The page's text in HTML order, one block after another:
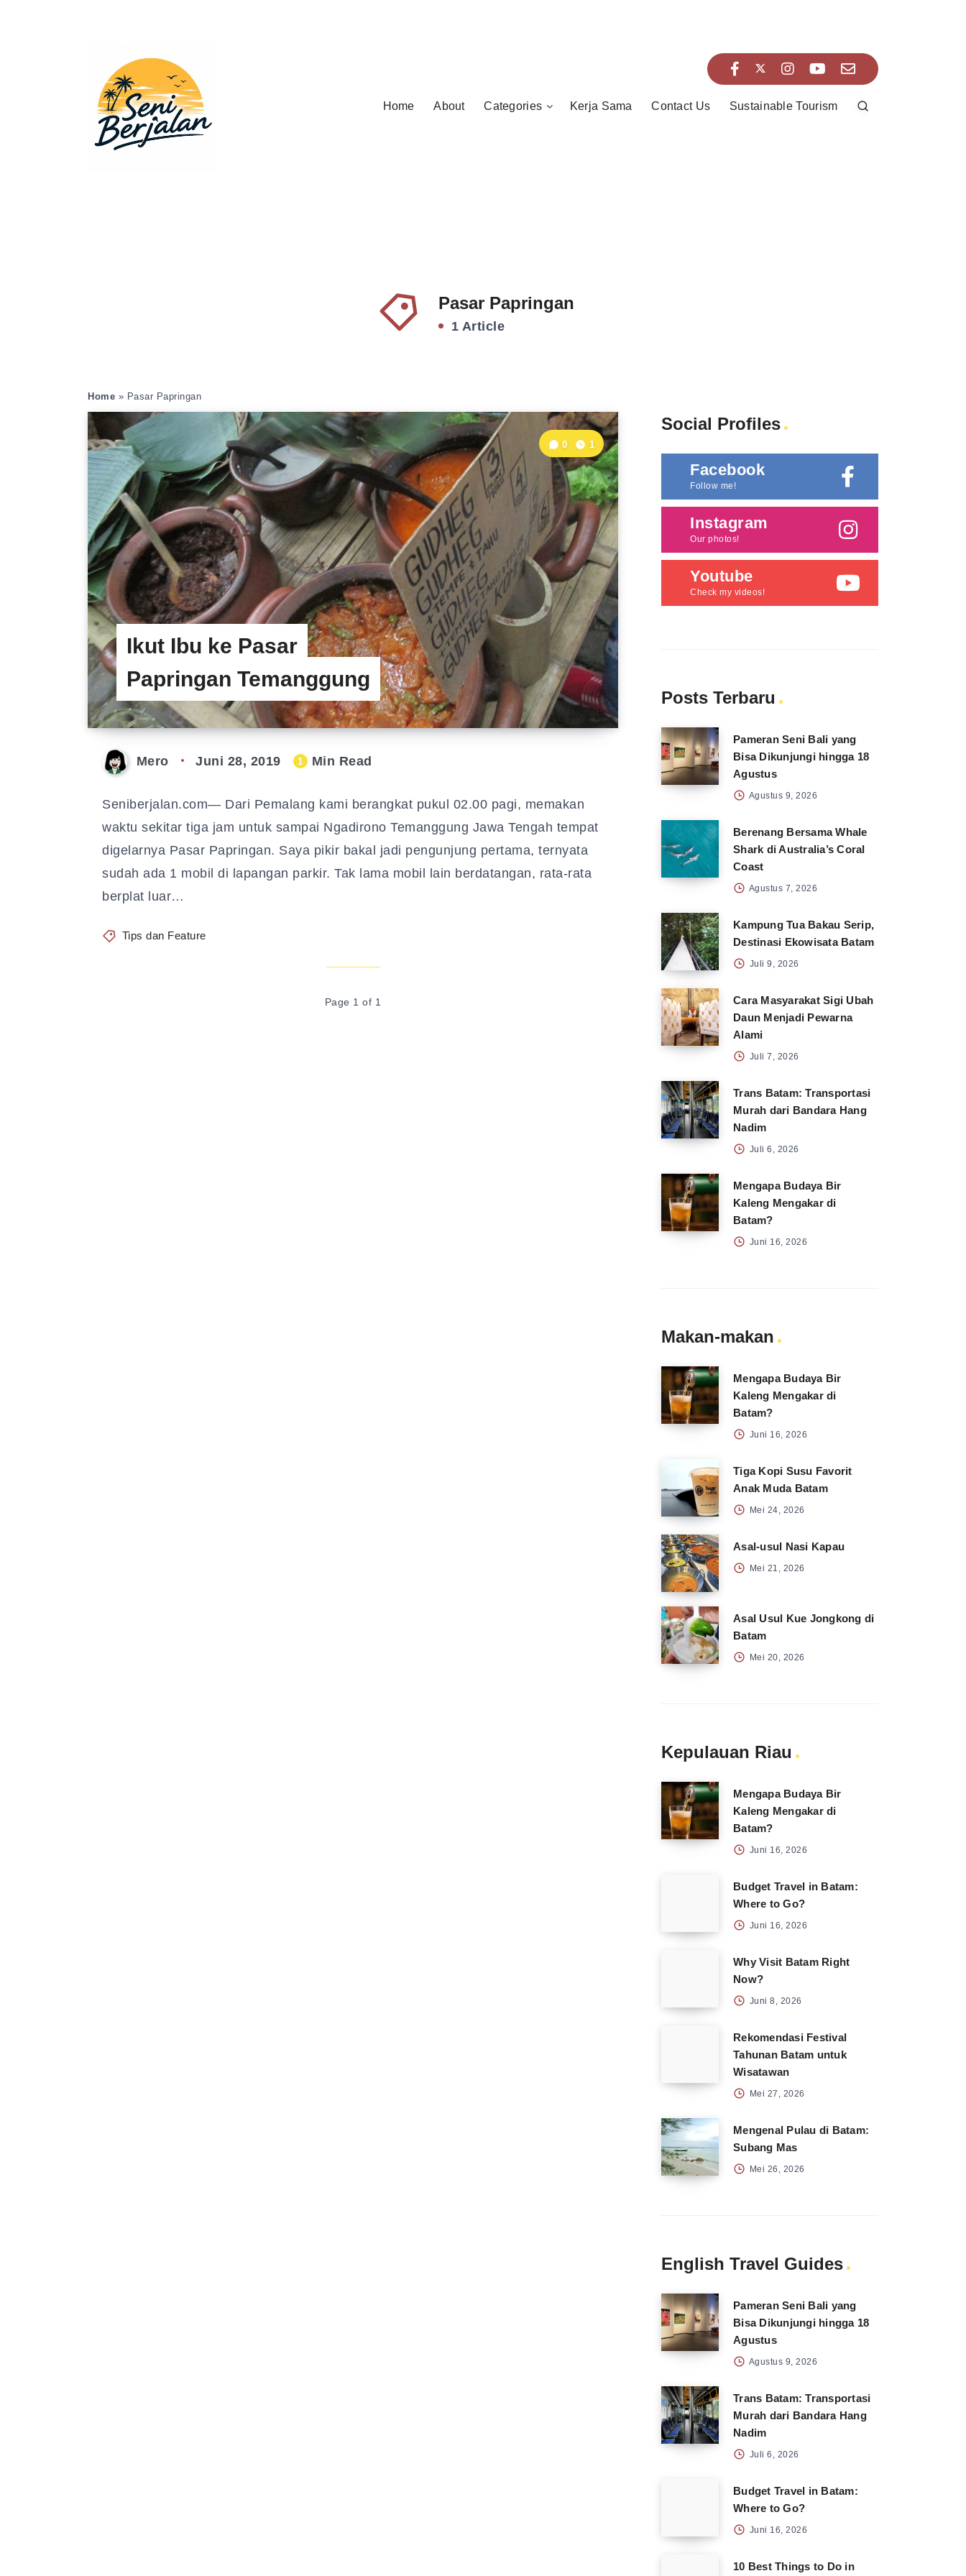
Home About Categories Kerja Sama Contact Us Sustainable Tourism
Pasar Papringan
1 Article
Home » Pasar Papringan
Ikut Ibu ke Pasar
Papringan Temanggung
0 1
Mero Juni 28, 2019 1 Min Read
Seniberjalan.com— Dari Pemalang kami berangkat pukul 02.00 pagi, memakan
waktu sekitar tiga jam untuk sampai Ngadirono Temanggung Jawa Tengah tempat
digelarnya Pasar Papringan. Saya pikir bakal jadi pengunjung pertama, ternyata
sudah ada 1 mobil di lapangan parkir. Tak lama mobil lain berdatangan, rata-rata
berplat luar…
Tips dan Feature
Page 1 of 1
Social Profiles
Facebook
Follow me!
Instagram
Our photos!
Youtube
Check my videos!
Posts Terbaru
Pameran Seni Bali yang
Bisa Dikunjungi hingga 18
Agustus
Agustus 9, 2026
Berenang Bersama Whale
Shark di Australia’s Coral
Coast
Agustus 7, 2026
Kampung Tua Bakau Serip,
Destinasi Ekowisata Batam
Juli 9, 2026
Cara Masyarakat Sigi Ubah
Daun Menjadi Pewarna
Alami
Juli 7, 2026
Trans Batam: Transportasi
Murah dari Bandara Hang
Nadim
Juli 6, 2026
Mengapa Budaya Bir
Kaleng Mengakar di
Batam?
Juni 16, 2026
Makan-makan
Mengapa Budaya Bir
Kaleng Mengakar di
Batam?
Juni 16, 2026
Tiga Kopi Susu Favorit
Anak Muda Batam
Mei 24, 2026
Asal-usul Nasi Kapau
Mei 21, 2026
Asal Usul Kue Jongkong di
Batam
Mei 20, 2026
Kepulauan Riau
Mengapa Budaya Bir
Kaleng Mengakar di
Batam?
Juni 16, 2026
Budget Travel in Batam:
Where to Go?
Juni 16, 2026
Why Visit Batam Right
Now?
Juni 8, 2026
Rekomendasi Festival
Tahunan Batam untuk
Wisatawan
Mei 27, 2026
Mengenal Pulau di Batam:
Subang Mas
Mei 26, 2026
English Travel Guides
Pameran Seni Bali yang
Bisa Dikunjungi hingga 18
Agustus
Agustus 9, 2026
Trans Batam: Transportasi
Murah dari Bandara Hang
Nadim
Juli 6, 2026
Budget Travel in Batam:
Where to Go?
Juni 16, 2026
10 Best Things to Do in